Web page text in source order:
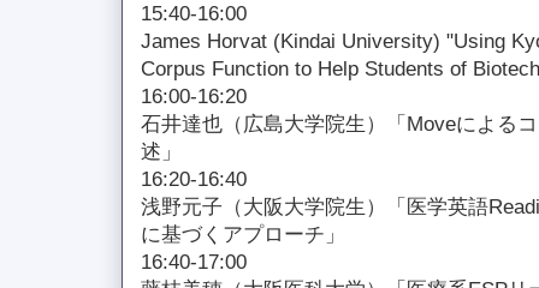
15:40-16:00
James Horvat (Kindai University) "Using
Corpus Function to Help Students of
16:00-16:20
石井達也（広島大学院生）「Moveによる
述」
16:20-16:40
浅野元子（大阪大学院生）「医学英語
に基づくアプローチ」
16:40-17:00